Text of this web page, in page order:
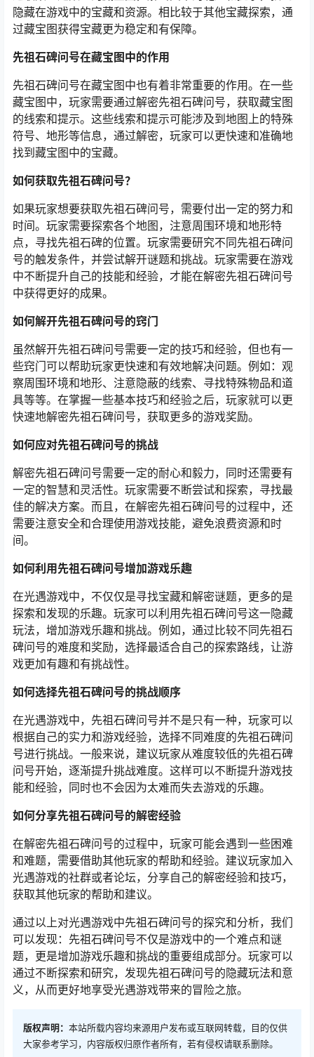
隐藏在游戏中的宝藏和资源。相比较于其他宝藏探索，通
过藏宝图获得宝藏更为稳定和有保障。
先祖石碑问号在藏宝图中的作用
先祖石碑问号在藏宝图中也有着非常重要的作用。在一些
藏宝图中，玩家需要通过解密先祖石碑问号，获取藏宝图
的线索和提示。这些线索和提示可能涉及到地图上的特殊
符号、地形等信息，通过解密，玩家可以更快速和准确地
找到藏宝图中的宝藏。
如何获取先祖石碑问号？
如果玩家想要获取先祖石碑问号，需要付出一定的努力和
时间。玩家需要探索各个地图，注意周围环境和地形特
点，寻找先祖石碑的位置。玩家需要研究不同先祖石碑问
号的触发条件，并尝试解开谜题和挑战。玩家需要在游戏
中不断提升自己的技能和经验，才能在解密先祖石碑问号
中获得更好的成果。
如何解开先祖石碑问号的窍门
虽然解开先祖石碑问号需要一定的技巧和经验，但也有一
些窍门可以帮助玩家更快速和有效地解决问题。例如：观
察周围环境和地形、注意隐蔽的线索、寻找特殊物品和道
具等等。在掌握一些基本技巧和经验之后，玩家就可以更
快速地解密先祖石碑问号，获取更多的游戏奖励。
如何应对先祖石碑问号的挑战
解密先祖石碑问号需要一定的耐心和毅力，同时还需要有
一定的智慧和灵活性。玩家需要不断尝试和探索，寻找最
佳的解决方案。而且，在解密先祖石碑问号的过程中，还
需要注意安全和合理使用游戏技能，避免浪费资源和时
间。
如何利用先祖石碑问号增加游戏乐趣
在光遇游戏中，不仅仅是寻找宝藏和解密谜题，更多的是
探索和发现的乐趣。玩家可以利用先祖石碑问号这一隐藏
玩法，增加游戏乐趣和挑战。例如，通过比较不同先祖石
碑问号的难度和奖励，选择最适合自己的探索路线，让游
戏更加有趣和有挑战性。
如何选择先祖石碑问号的挑战顺序
在光遇游戏中，先祖石碑问号并不是只有一种，玩家可以
根据自己的实力和游戏经验，选择不同难度的先祖石碑问
号进行挑战。一般来说，建议玩家从难度较低的先祖石碑
问号开始，逐渐提升挑战难度。这样可以不断提升游戏技
能和经验，同时也不会因为太难而失去游戏的乐趣。
如何分享先祖石碑问号的解密经验
在解密先祖石碑问号的过程中，玩家可能会遇到一些困难
和难题，需要借助其他玩家的帮助和经验。建议玩家加入
光遇游戏的社群或者论坛，分享自己的解密经验和技巧，
获取其他玩家的帮助和建议。
通过以上对光遇游戏中先祖石碑问号的探究和分析，我们
可以发现：先祖石碑问号不仅是游戏中的一个难点和谜
题，更是增加游戏乐趣和挑战的重要组成部分。玩家可以
通过不断探索和研究，发现先祖石碑问号的隐藏玩法和意
义，从而更好地享受光遇游戏带来的冒险之旅。
版权声明： 本站所载内容均来源用户发布或互联网转载，目的仅供
大家参考学习，内容版权归原作者所有，若有侵权请联系删除。